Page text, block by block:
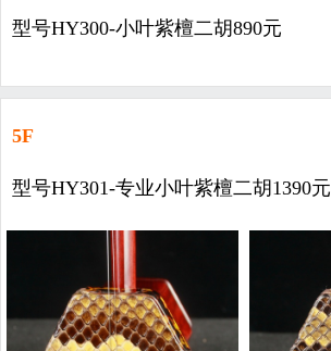
型号HY300-小叶紫檀二胡890元
5F
型号HY301-专业小叶紫檀二胡1390元